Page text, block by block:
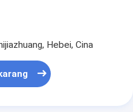
Hebei, Cina